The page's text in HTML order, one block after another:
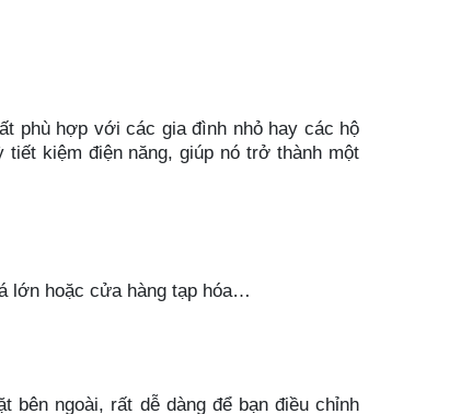
phù hợp với các gia đình nhỏ hay các hộ
kiệm điện năng, giúp nó trở thành một
lớn hoặc cửa hàng tạp hóa…
bên ngoài, rất dễ dàng để bạn điều chỉnh